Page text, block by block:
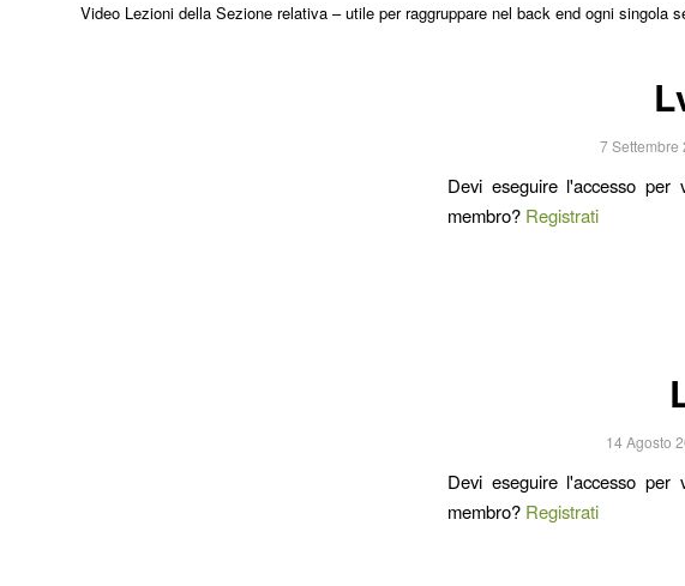
Video Lezioni della Sezione relativa – utile per raggruppare nel back end ogni singola
7 Settembre
Devi eseguire l'accesso per
membro? Registrati
14 Agosto
Devi eseguire l'accesso per
membro? Registrati